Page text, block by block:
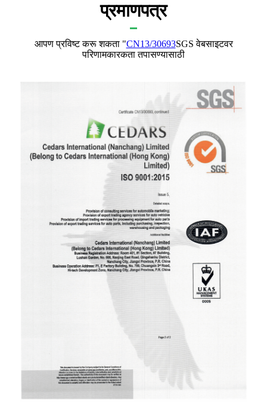
प्रमाणपत्र
आपण प्रविष्ट करू शकता "CN13/30693SGS वेबसाइटवर
परिणामकारकता तपासण्यासाठी